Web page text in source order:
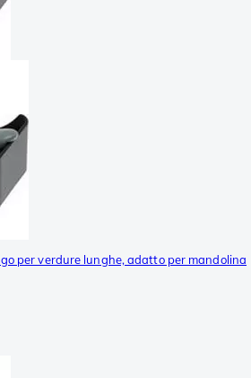
per verdure lunghe, adatto per mandolina